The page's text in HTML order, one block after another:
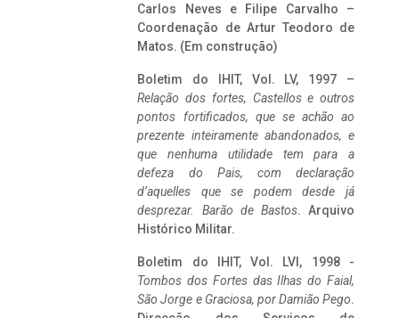
Carlos Neves e Filipe Carvalho –
Coordenação de Artur Teodoro de
Matos. (Em construção)
Boletim do IHIT, Vol. LV, 1997 –
Relação dos fortes, Castellos e outros
pontos fortificados, que se achão ao
prezente inteiramente abandonados, e
que nenhuma utilidade tem para a
defeza do Pais, com declaração
d’aquelles que se podem desde já
desprezar. Barão de Bastos. Arquivo
Histórico Militar.
Boletim do IHIT, Vol. LVI, 1998 -
Tombos dos Fortes das Ilhas do Faial,
São Jorge e Graciosa, por Damião Pego.